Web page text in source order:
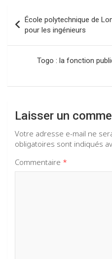
o
o
k
A
p
p
a
m
Navigation
de
l’article
École polytechnique de
pour les ingénieurs
Togo : la fonction
Laisser un
Votre adresse e-mail ne
obligatoires sont indiqués
Commentaire *